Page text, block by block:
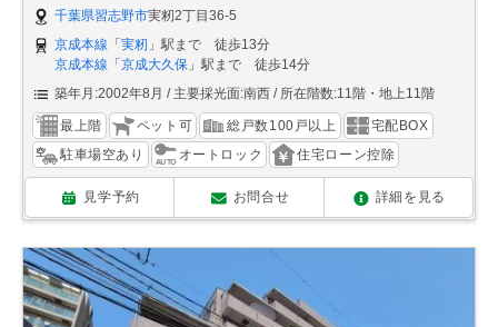
千葉県習志野市実籾2丁目36-5
京成本線 「 実籾 」駅まで 徒歩13分
京成本線 「 京成大久保 」駅まで 徒歩14分
築年月:2002年8月
主要採光面:南西 所在階数:11階・地上11階
最上階 ペット可 総戸数100戸以上
宅配BOX
駐車場空あり
オートロック 住宅ローン控除
見学予約 お問合せ 詳細を見る